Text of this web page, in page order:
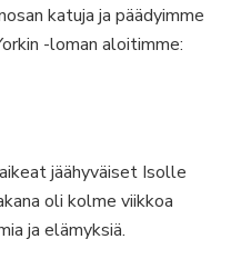
katuja ja päädyimme
-loman aloitimme:
jäähyväiset Isolle
oli kolme viikkoa
ja elämyksiä.